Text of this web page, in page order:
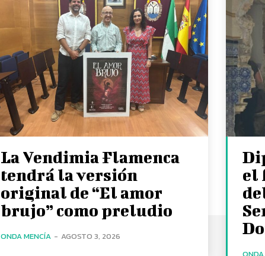
La Vendimia Flamenca
tendrá la versión
original de “El amor
brujo” como preludio
ONDA MENCÍA - AGOSTO 3, 2026
el